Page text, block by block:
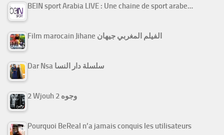
BEIN sport Arabia LIVE : Une chaine de sport arabe…
Film marocain Jihane الفيلم المغربي جيهان
Dar Nsa سلسلة دار النسا
2 Wjouh 2 وجوه
Pourquoi BeReal n’a jamais conquis les utilisateurs